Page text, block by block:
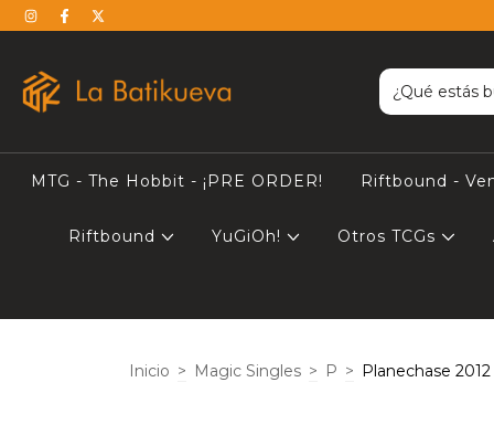
MTG - The Hobbit - ¡PRE ORDER! Riftbound -
Riftbound YuGiOh! Otros TCGs
Inicio > Magic Singles > P > Planechase 2012